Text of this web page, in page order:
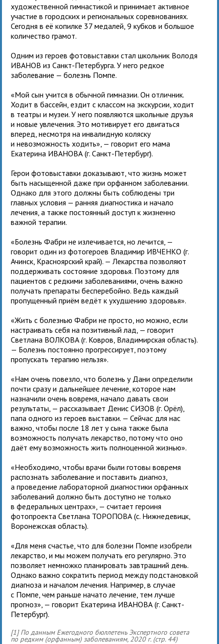
художественной гимнастикой и принимает активное
участие в городских и региональных соревнованиях.
Сегодня в её копилке 37 медалей, 9 кубков и большое
количество грамот.
Одним из героев фотовыставки стал школьник Володя
ИВАНОВ из Санкт-Петербурга. У него редкое
заболевание — болезнь Помпе.
«Мой сын учится в обычной гимназии. Он отличник.
Ходит в бассейн, ездит с классом на экскурсии, ходит
в театры и музеи. У него появляются школьные друзья
и новые увлечения. Это мотивирует его двигаться
вперед, несмотря на инвалидную коляску
и невозможность ходить», — говорит его мама
Екатерина ИВАНОВА (г. Санкт-Петербург).
Герои фотовыставки доказывают, что жизнь может
быть насыщенной даже при орфанном заболевании.
Однако для этого должны быть соблюдены три
главных условия — ранняя диагностика и начало
лечения, а также постоянный доступ к жизненно
важной терапии.
«Болезнь Фабри не излечивается, но лечится, —
говорит один из фотогероев Владимир ИВЧЕНКО (г.
Ачинск, Красноярский край). — Лекарства позволяют
поддерживать состояние здоровья. Поэтому для
пациентов с редкими заболеваниями, очень важно
получать препараты бесперебойно. Ведь каждый
пропущенный приём ведёт к ухудшению здоровья».
«Жить с болезнью Фабри не просто, но можно, если
настраивать себя на позитивный лад, — говорит
Светлана ВОЛКОВА (г. Ковров, Владимирская область).
— Болезнь постоянно прогрессирует, поэтому
пропускать терапию нельзя».
«Нам очень повезло, что болезнь у Дани определили
почти сразу и дальнейшее лечение, которое нам
назначили очень вовремя, начало давать свои
результаты, — рассказывает Денис СИЗОВ (г. Орёл),
папа одного из героев выставки. — Сейчас для нас
важно, чтобы после 18 лет у сына также была
возможность получать лекарство, потому что оно
даёт ему возможность жить полноценной жизнью».
«Необходимо, чтобы врачи были готовы вовремя
распознать заболевание и поставить диагноз,
а проведение лабораторной диагностики орфанных
заболеваний должно быть доступно не только
в федеральных центрах», — считает героиня
фотопроекта Светлана ТОРОПОВА (с. Нижнедевицк,
Воронежская область).
«Для меня счастье, что для болезни Помпе изобрели
лекарство, и мы можем получать его регулярно. Это
позволяет немножко планировать завтрашний день.
Однако важно сократить период между подстановкой
диагноза и началом лечения. Например, в случае
с Помпе, чем раньше начато лечение, тем лучше
прогноз», — говорит Екатерина ИВАНОВА (г. Санкт-
Петербург).
[1] По данным Ежегодного бюллетень Экспертного совета
по редким (орфанным) заболеваниям, 2020 г. (стр. 44)